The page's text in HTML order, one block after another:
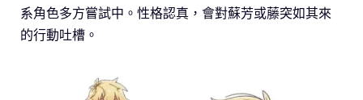
系角色多方嘗試中。性格認真，會對蘇芳或藤突如其來
的行動吐槽。